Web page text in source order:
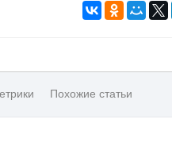
Похожие статьи